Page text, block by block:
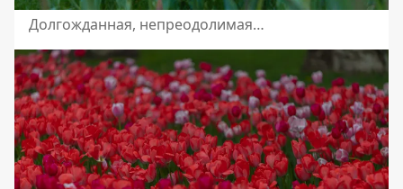
Долгожданная, непреодолимая…